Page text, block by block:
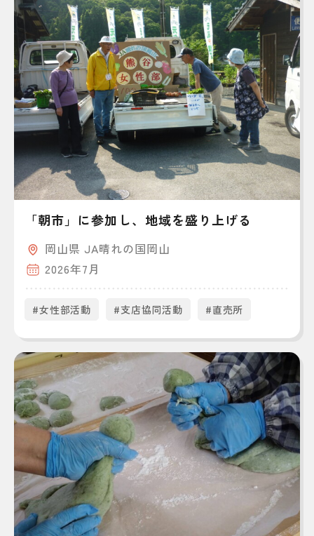
「朝市」に参加し、地域を盛り上げる
岡山県 JA晴れの国岡山
2026年7月
#女性部活動 #支店協同活動 #直売所